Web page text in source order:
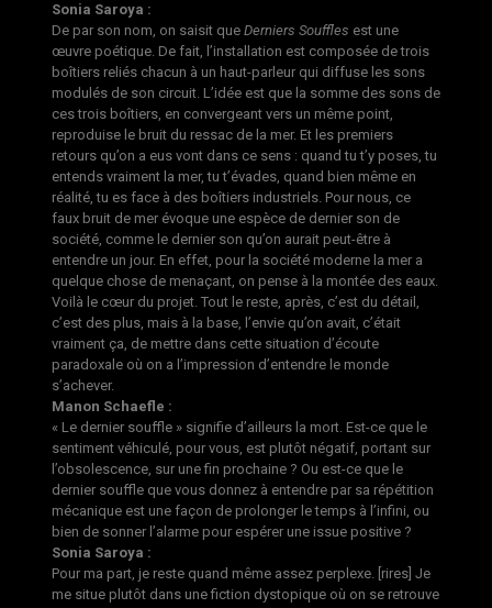
Sonia Saroya :
De par son nom, on saisit que Derniers Souffles est une
œuvre poétique. De fait, l’installation est composée de trois
boîtiers reliés chacun à un haut-parleur qui diffuse les sons
modulés de son circuit. L’idée est que la somme des sons de
ces trois boîtiers, en convergeant vers un même point,
reproduise le bruit du ressac de la mer. Et les premiers
retours qu’on a eus vont dans ce sens : quand tu t’y poses, tu
entends vraiment la mer, tu t’évades, quand bien même en
réalité, tu es face à des boîtiers industriels. Pour nous, ce
faux bruit de mer évoque une espèce de dernier son de
société, comme le dernier son qu’on aurait peut-être à
entendre un jour. En effet, pour la société moderne la mer a
quelque chose de menaçant, on pense à la montée des eaux.
Voilà le cœur du projet. Tout le reste, après, c’est du détail,
c’est des plus, mais à la base, l’envie qu’on avait, c’était
vraiment ça, de mettre dans cette situation d’écoute
paradoxale où on a l’impression d’entendre le monde
s’achever.
Manon Schaefle :
« Le dernier souffle » signifie d’ailleurs la mort. Est-ce que le
sentiment véhiculé, pour vous, est plutôt négatif, portant sur
l’obsolescence, sur une fin prochaine ? Ou est-ce que le
dernier souffle que vous donnez à entendre par sa répétition
mécanique est une façon de prolonger le temps à l’infini, ou
bien de sonner l’alarme pour espérer une issue positive ?
Sonia Saroya :
Pour ma part, je reste quand même assez perplexe. [rires] Je
me situe plutôt dans une fiction dystopique où on se retrouve